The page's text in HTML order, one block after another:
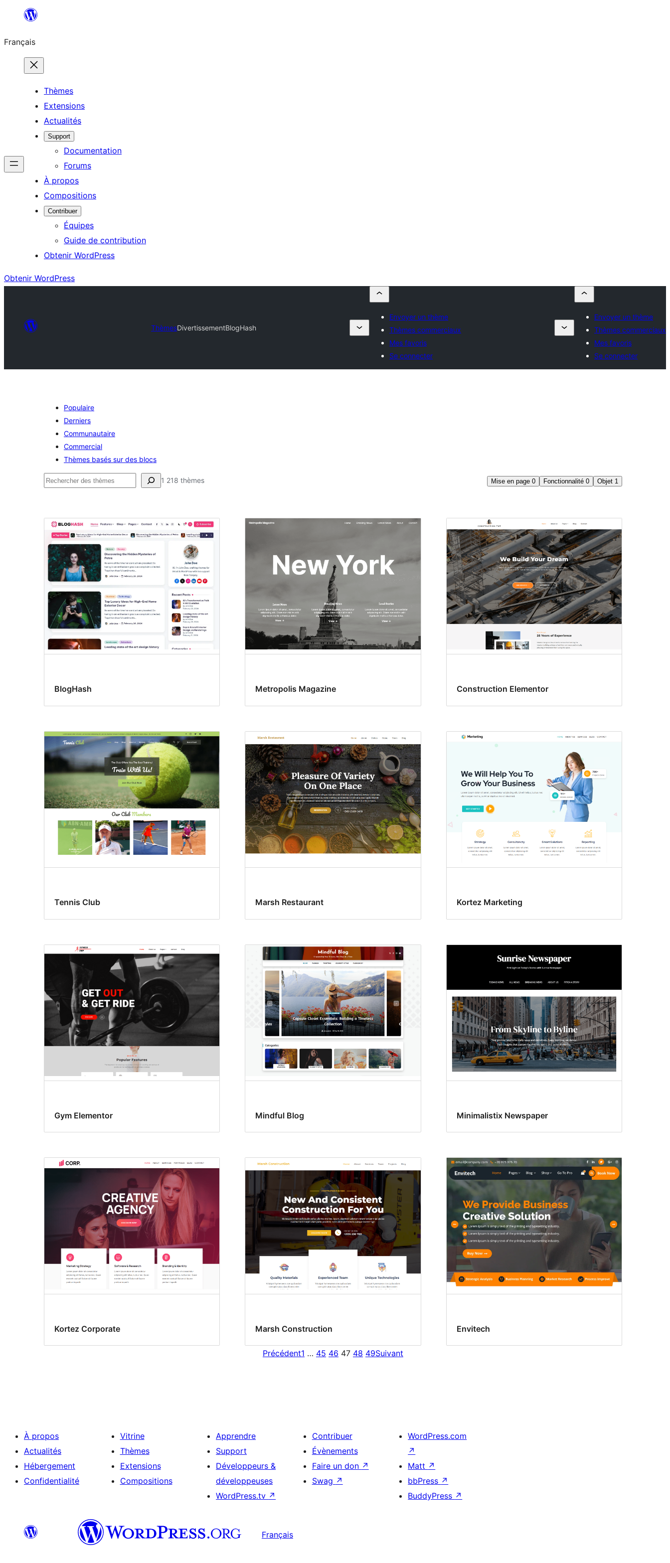
contenu
Français
Thèmes
Extensions
Actualités
Support
Documentation
Forums
À propos
Compositions
Contribuer
Équipes
Guide de contribution
Obtenir WordPress
Obtenir WordPress
ThèmesDivertissementBlogHash
Envoyer un thème
Thèmes commerciaux
Mes favoris
Se connecter
Envoyer un thème
Thèmes commerciaux
Mes favoris
Se connecter
Populaire
Derniers
Communautaire
Commercial
Thèmes basés sur des blocs
Rechercher 1 218 thèmes Mise en page 0 Fonctionnalité 0 Objet 1
Divertissement
BlogHash Metropolis Magazine Construction Elementor
Tennis Club Marsh Restaurant Kortez Marketing
Gym Elementor Mindful Blog Minimalistix Newspaper
Kortez Corporate Marsh Construction Envitech
Précédent1 … 45 46 47 48 49Suivant
À propos
Actualités
Hébergement
Confidentialité
Vitrine
Thèmes
Extensions
Compositions
Apprendre
Support
Développeurs &
développeuses
WordPress.tv ↗
Contribuer
Évènements
Faire un don ↗
Swag ↗
WordPress.com
↗
Matt ↗
bbPress ↗
BuddyPress ↗
Français